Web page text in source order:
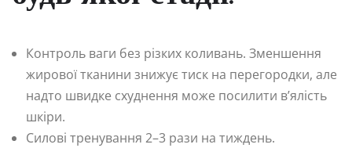
Контроль ваги без різких коливань. Зменшення
жирової тканини знижує тиск на перегородки, але
надто швидке схуднення може посилити в’ялість
шкіри.
Силові тренування 2–3 рази на тиждень.